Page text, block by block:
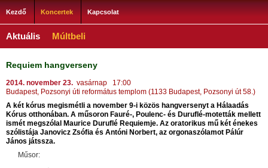
Kezdő Koncertek Kapcsolat
Aktuális Múltbeli
Requiem hangverseny
2014. november 23. vasárnap 17:00
Budapest, Pozsonyi úti református templom (1133 Budapest, Pozsonyi út 58.)
A két kórus megismétli a november 9-i közös hangversenyt a Hálaadás
Kórus otthonában. A műsoron Fauré-, Poulenc- és Duruflé-motetták mellett
ismét megszólal Maurice Duruflé Requiemje. Az oratorikus mű két énekes
szólistája Janovicz Zsófia és Antóni Norbert, az orgonaszólamot Pálúr
János játssza.
Műsor: